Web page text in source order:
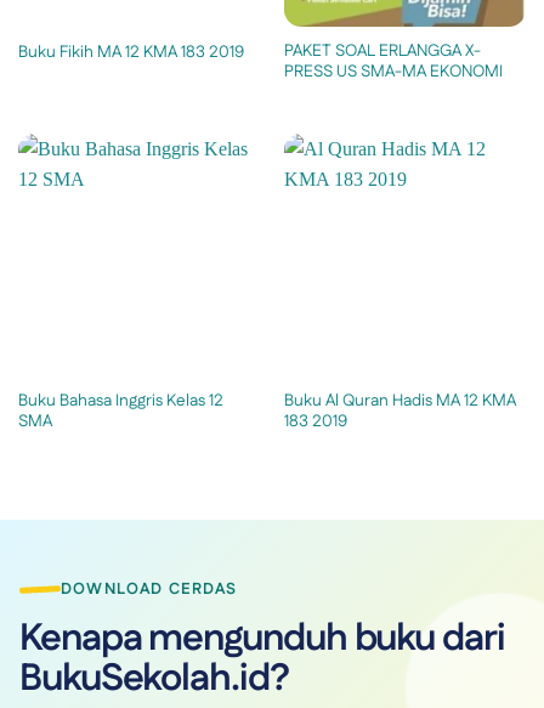
Buku Fikih MA 12 KMA 183 2019
PAKET SOAL ERLANGGA X-
PRESS US SMA-MA EKONOMI
Buku Bahasa Inggris Kelas 12
SMA
Buku Al Quran Hadis MA 12 KMA
183 2019
DOWNLOAD CERDAS
Kenapa mengunduh buku dari
BukuSekolah.id?